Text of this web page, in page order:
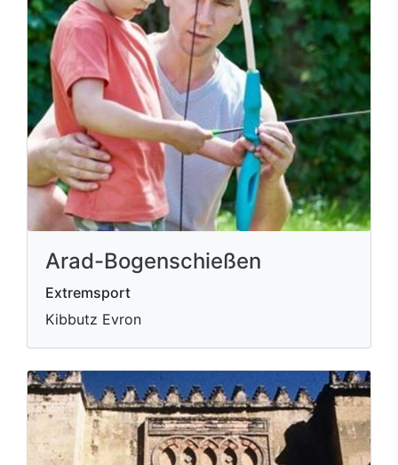
Arad-Bogenschießen
Extremsport
Kibbutz Evron